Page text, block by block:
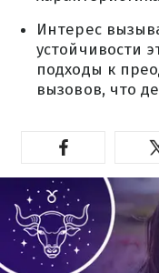
Интерес
устойчивости
подходы к
вызовов, что